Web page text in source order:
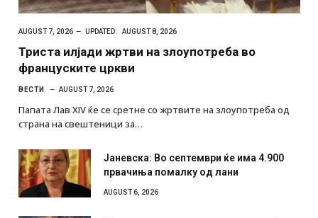
AUGUST 7, 2026 UPDATED: AUGUST 8, 2026
Триста илјади жртви на злоупотреба во
француските цркви
ВЕСТИ AUGUST 7, 2026
Папата Лав XIV ќе се сретне со жртвите на злоупотреба од
страна на свештеници за…
Јаневска: Во септември ќе има 4.900
првачиња помалку од лани
AUGUST 6, 2026